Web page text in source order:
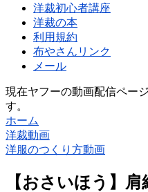
洋裁初心者講座
洋裁の本
利用規約
布やさんリンク
メール
現在ヤフーの動画配信ペー
す。
ホーム
洋裁動画
洋服のつくり方動画
【おさいほう】